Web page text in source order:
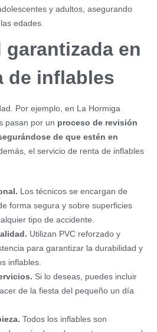
y adultos, asegurando
edades.
garantizada en
de inflables
Por ejemplo, en La Hormiga
pasan por un proceso de revisión
de que estén en
el servicio de renta de inflables
Los técnicos se encargan de
forma segura y sobre superficies
tipo de accidente.
Utilizan PVC reforzado y
para garantizar la durabilidad y
inflables.
Si lo deseas, puedes incluir
de la fiesta del pequeño un día
Todos los inflables son